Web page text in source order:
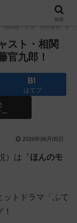
相関図！主演・河合優実、作
スト・相関
官九郎！
はてブ
ー
2026年06月05日
）は『ほんのモ
ットドラマ「ふて
検索